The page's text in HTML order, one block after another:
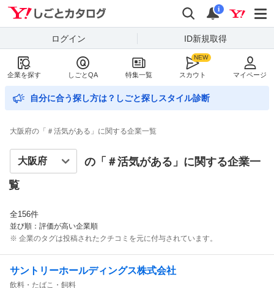
Yahoo!しごとカタログ
検索
通知
i
ログイン ID新規取得
企業を探す しごとQA 特集一覧 スカウト マイページ
自分に合う探し方は？しごと探しスタイル診断
大阪府の「＃活気がある」に関する企業一覧
の「＃活気がある 」に関する企業一
覧
全156件
並び順：評価が高い企業順
※ 企業のタグは投稿されたクチコミを元に付与されています。
サントリーホールディングス株式会社
飲料・たばこ・飼料